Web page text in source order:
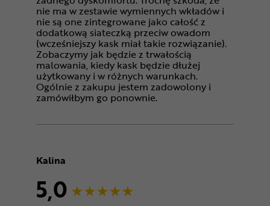
nie ma w zestawie wymiennych wkładów i
nie są one zintegrowane jako całość z
dodatkową siateczką przeciw owadom
(wcześniejszy kask miał takie rozwiązanie).
Zobaczymy jak będzie z trwałością
malowania, kiedy kask będzie dłużej
użytkowany i w różnych warunkach.
Ogólnie z zakupu jestem zadowolony i
zamówiłbym go ponownie.
Kalina
5,0